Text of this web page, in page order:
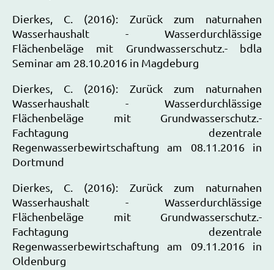
Dierkes, C. (2016): Zurück zum naturnahen
Wasserhaushalt - Wasserdurchlässige
Flächenbeläge mit Grundwasserschutz.- bdla
Seminar am 28.10.2016 in Magdeburg
Dierkes, C. (2016): Zurück zum naturnahen
Wasserhaushalt - Wasserdurchlässige
Flächenbeläge mit Grundwasserschutz.-
Fachtagung dezentrale
Regenwasserbewirtschaftung am 08.11.2016 in
Dortmund
Dierkes, C. (2016): Zurück zum naturnahen
Wasserhaushalt - Wasserdurchlässige
Flächenbeläge mit Grundwasserschutz.-
Fachtagung dezentrale
Regenwasserbewirtschaftung am 09.11.2016 in
Oldenburg